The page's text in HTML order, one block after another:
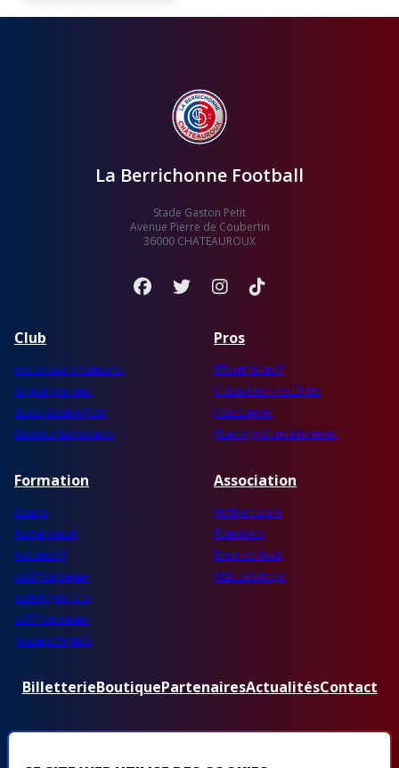
La Berrichonne Football
Stade Gaston Petit
Avenue Pierre de Coubertin
36000 CHATEAUROUX
FacebookTwitterInstagram
TikTok
Club
Historique / Palmarès
Organigramme
Stade Gaston Petit
Socios / Supporters
Pros
Effectif & staff
Calendrier / résultats
Classement
Planning d'entraînement
Formation
Centre
Recrutement
National 3
U19 Nationaux
U18 Régionaux
U17 Nationaux
Joueurs formés
Association
Préformation
Féminines
Ecole de foot
Pôle arbitrage
BilletterieBoutiquePartenairesActualitésContact